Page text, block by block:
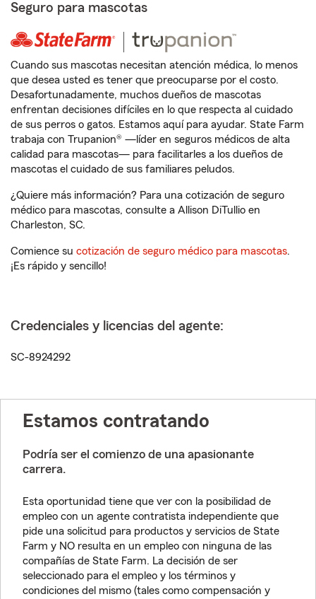
Seguro para mascotas
Cuando sus mascotas necesitan atención médica, lo menos
que desea usted es tener que preocuparse por el costo.
Desafortunadamente, muchos dueños de mascotas
enfrentan decisiones difíciles en lo que respecta al cuidado
de sus perros o gatos. Estamos aquí para ayudar. State Farm
trabaja con Trupanion® —líder en seguros médicos de alta
calidad para mascotas— para facilitarles a los dueños de
mascotas el cuidado de sus familiares peludos.
¿Quiere más información? Para una cotización de seguro
médico para mascotas, consulte a Allison DiTullio en
Charleston, SC.
Comience su cotización de seguro médico para mascotas.
¡Es rápido y sencillo!
Credenciales y licencias del agente:
SC-8924292
Estamos contratando
Podría ser el comienzo de una apasionante
carrera.
Esta oportunidad tiene que ver con la posibilidad de
empleo con un agente contratista independiente que
pide una solicitud para productos y servicios de State
Farm y NO resulta en un empleo con ninguna de las
compañías de State Farm. La decisión de ser
seleccionado para el empleo y los términos y
condiciones del mismo (tales como compensación y